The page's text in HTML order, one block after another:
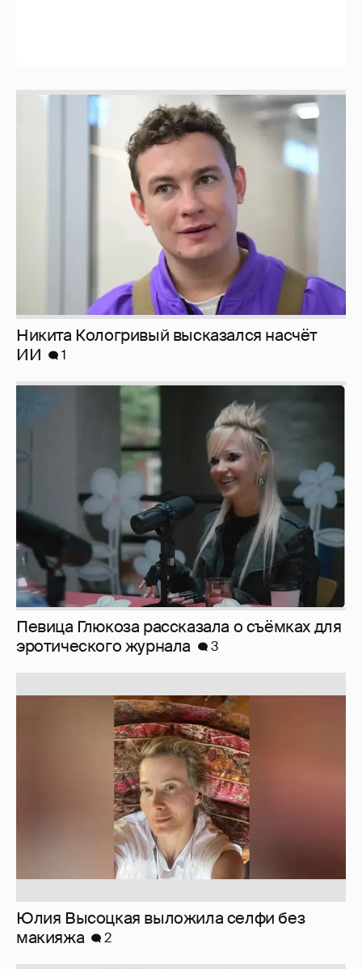
Никита Кологривый высказался насчёт
Певица Глюкоза рассказала о съёмках для
эротического журнала
3
Юлия Высоцкая выложила селфи без